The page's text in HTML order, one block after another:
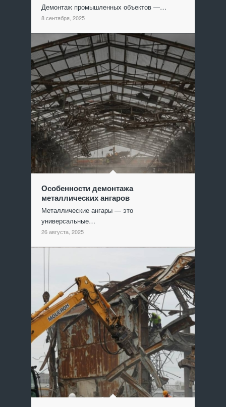
Демонтаж промышленных объектов —…
8 сентября, 2025
Особенности демонтажа
металлических ангаров
Металлические ангары — это
универсальные…
26 августа, 2025